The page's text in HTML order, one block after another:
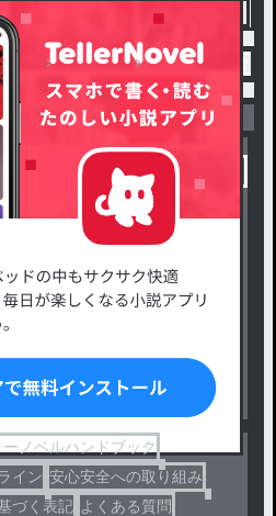
ム 呪感染 #5 第5話 / 作者
ジャンルから探す
恋愛・ロマンス
ファンタジー・異世界・SF
ホラー・ミステリー
コメディ
ーノベルハンドブック
イン 安心安全への取り組み
づく表記 よくある質問